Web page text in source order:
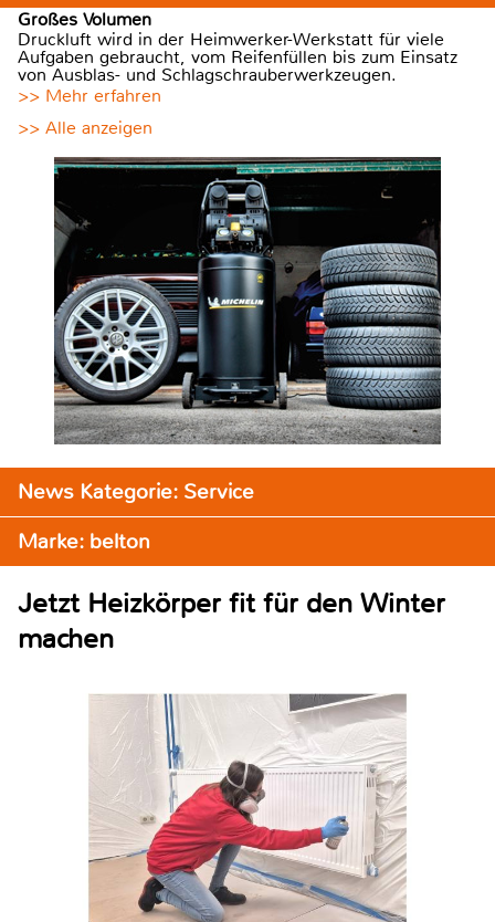
Großes Volumen
Druckluft wird in der Heimwerker-Werkstatt für viele
Aufgaben gebraucht, vom Reifenfüllen bis zum Einsatz
von Ausblas- und Schlagschrauberwerkzeugen.
>> Mehr erfahren
>> Alle anzeigen
News Kategorie: Service
Marke: belton
Jetzt Heizkörper fit für den Winter
machen